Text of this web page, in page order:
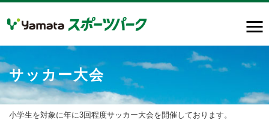
サッカー大会
小学生を対象に年に3回程度サッカー大会を開催しております。